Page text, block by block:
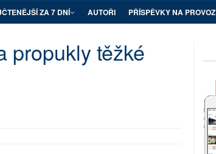
ZA 7 DNÍ AUTOŘI PŘÍSPĚVKY NA PROVOZ
propukly těžké